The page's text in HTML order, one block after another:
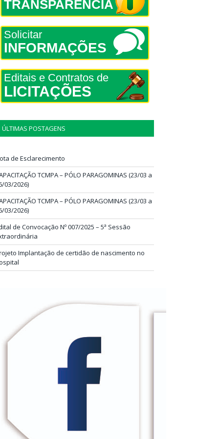
TRANSPARÊNCIA
Solicitar
INFORMAÇÕES
Editais e Contratos de
LICITAÇÕES
ÚLTIMAS POSTAGENS
de Esclarecimento
TCMPA – PÓLO PARAGOMINAS (23/03 a
03/2026)
TCMPA – PÓLO PARAGOMINAS (23/03 a
03/2026)
de Convocação Nº 007/2025 – 5ª Sessão
Implantação de certidão de nascimento no